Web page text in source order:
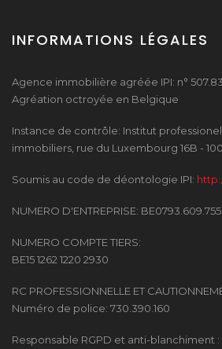
INFORMATIONS LÉGALES
Agence immobilière agréée IPI: n°
Agréation octroyée en Belgique
Instance de contrôle: Institut
immobiliers, rue du Luxembourg 16B -
Soumis au code de déontologie IPI:
NUMERO D'ENTREPRISE: BE0793.609.755
NUMERO COMPTE TIERS:
BE15 1262 1220 2930
RC PROFESSIONNELLE ET
Numéro de police: 730.390.160
Responsable RGPD et anti-blanchiment